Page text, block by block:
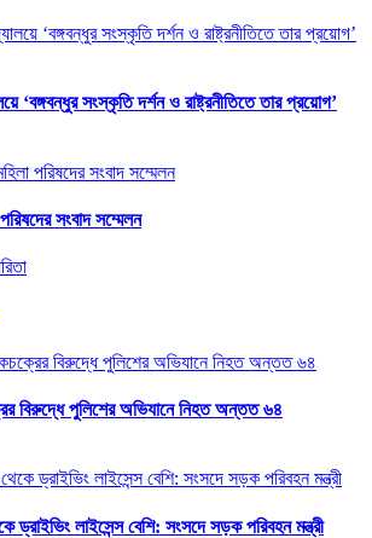
‘বঙ্গবন্ধুর সংস্কৃতি দর্শন ও রাষ্ট্রনীতিতে তার প্রয়োগ’
সংবাদ সম্মেলন
বিরুদ্ধে পুলিশের অভিযানে নিহত অন্তত ৬৪
ড্রাইভিং লাইসেন্স বেশি: সংসদে সড়ক পরিবহন মন্ত্রী